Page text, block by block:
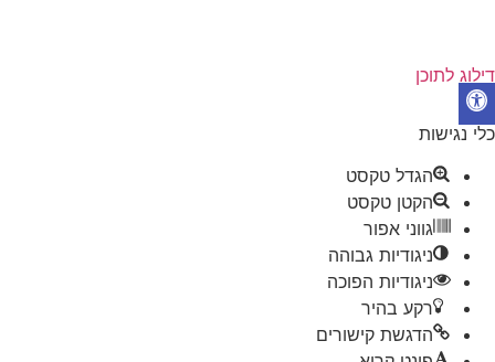
דילוג לתוכן
פתח סרגל נגישות
כלי נגישות
הגדל טקסט
הקטן טקסט
גווני אפור
ניגודיות גבוהה
ניגודיות הפוכה
רקע בהיר
הדגשת קישורים